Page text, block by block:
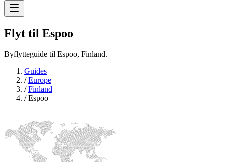
Flyt til Espoo
Byflytteguide til Espoo, Finland.
Guides
/Europe
/Finland
/Espoo